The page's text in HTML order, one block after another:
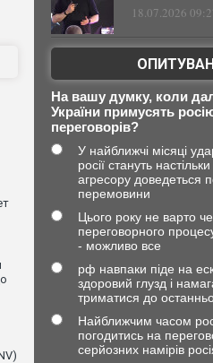
18.07.2026
На вашу думку, коли
України примусять росію
переговорів?
У найближчі місяці
росії стануть
агресору доведеться
перемовини
Цього року не варто
переговорного
- можливо все
рф навпаки піде на
здоровий глузд і
триматися до
Найближчим часом
погодитись на
серйозних намірів